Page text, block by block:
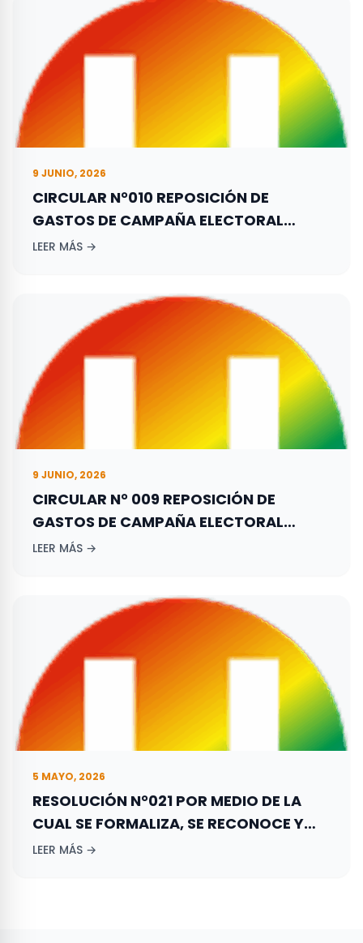
9 JUNIO, 2026
CIRCULAR N°010 REPOSICIÓN DE
GASTOS DE CAMPAÑA ELECTORAL
ADELANTADA POR LOS ASPIRANTES A
LEER MÁS →
9 JUNIO, 2026
CIRCULAR N° 009 REPOSICIÓN DE
GASTOS DE CAMPAÑA ELECTORAL
ADELANTADA POR LOS ASPIRANTES A
LEER MÁS →
5 MAYO, 2026
RESOLUCIÓN N°021 POR MEDIO DE LA
CUAL SE FORMALIZA, SE RECONOCE Y
REGISTRA LA CONFORMACIÓN DEL
LEER MÁS →